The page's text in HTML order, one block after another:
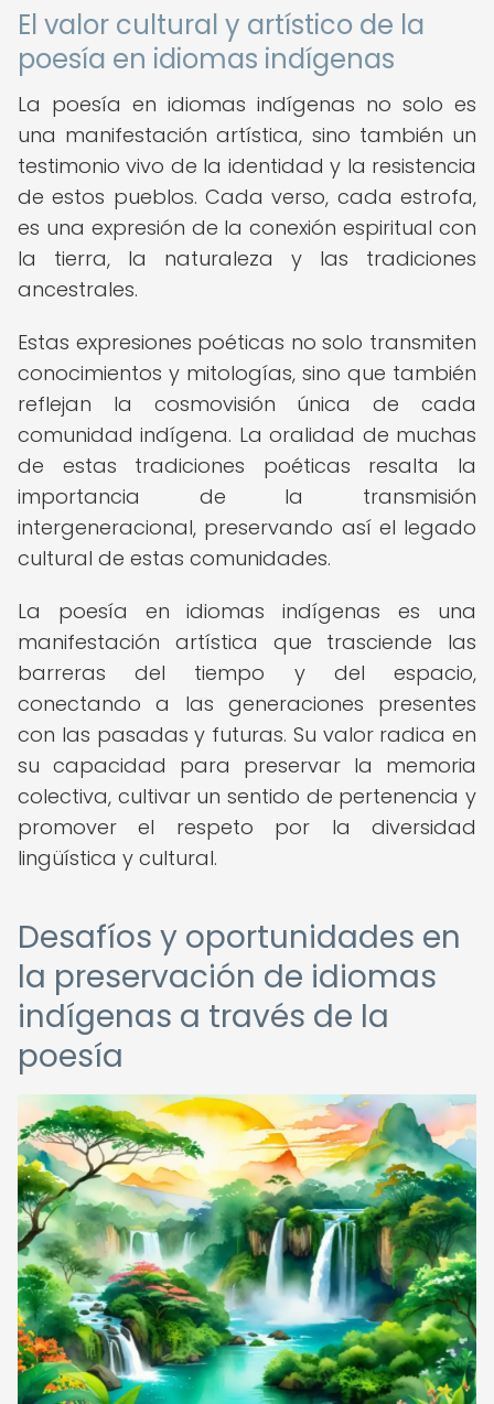
El valor cultural y artístico de la
poesía en idiomas indígenas
La poesía en idiomas indígenas no solo es
una manifestación artística, sino también un
testimonio vivo de la identidad y la resistencia
de estos pueblos. Cada verso, cada estrofa,
es una expresión de la conexión espiritual con
la tierra, la naturaleza y las tradiciones
ancestrales.
Estas expresiones poéticas no solo transmiten
conocimientos y mitologías, sino que también
reflejan la cosmovisión única de cada
comunidad indígena. La oralidad de muchas
de estas tradiciones poéticas resalta la
importancia de la transmisión
intergeneracional, preservando así el legado
cultural de estas comunidades.
La poesía en idiomas indígenas es una
manifestación artística que trasciende las
barreras del tiempo y del espacio,
conectando a las generaciones presentes
con las pasadas y futuras. Su valor radica en
su capacidad para preservar la memoria
colectiva, cultivar un sentido de pertenencia y
promover el respeto por la diversidad
lingüística y cultural.
Desafíos y oportunidades en
la preservación de idiomas
indígenas a través de la
poesía